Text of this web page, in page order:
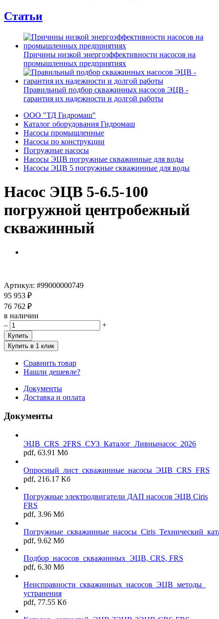
Статьи
Причины низкой энергоэффективности насосов на
промышленных предприятиях
Правильный подбор скважинных насосов ЭЦВ -
гарантия их надежности и долгой работы
ООО "ТД Гидромаш"
Каталог оборудования Гидромаш
Насосы промышленные
Насосы по конструкции
Погружные насосы
Насосы ЭЦВ погружные скважинные для воды
Насосы ЭЦВ 5 погружные скважинные для воды
Насос ЭЦВ 5-6.5-100
погружной центробежный
скважинный
Артикул: #99000000749
95 953 ₽
76 762 ₽
в наличии
–
+
Купить
Купить в 1 клик
Сравнить товар
Нашли дешевле?
Документы
Доставка и оплата
Документы
ЭЦВ_CRS_2FRS_СУЗ_Каталог_Ливнынасос_2026
pdf, 63.91 Мб
Опросный_лист_скважинные_насосы_ЭЦВ_CRS_FRS
pdf, 216.17 Кб
Погружные электродвигатели ДАП насосов ЭЦВ Ciris
FRS
pdf, 3.96 Мб
pdf, 9.62 Мб
Подбор_насосов_скважинных_ЭЦВ, CRS, FRS
pdf, 6.30 Мб
Неисправности_скважинных_насосов_ЭЦВ_методы_
устранения
pdf, 77.55 Кб